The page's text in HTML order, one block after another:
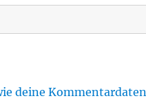
deine Kommentardaten